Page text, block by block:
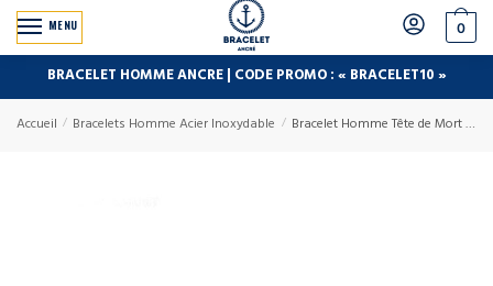
MENU 0
BRACELET HOMME ANCRE | CODE PROMO : « BRACELET10 »
Accueil / Bracelets Homme Acier Inoxydable / Bracelet Homme Tête de Mort Jonc Torsadé